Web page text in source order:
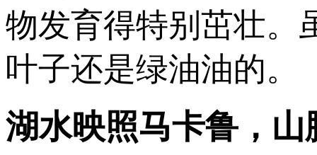
物发育得特别茁壮。
叶子还是绿油油的。
湖水映照马卡鲁，山